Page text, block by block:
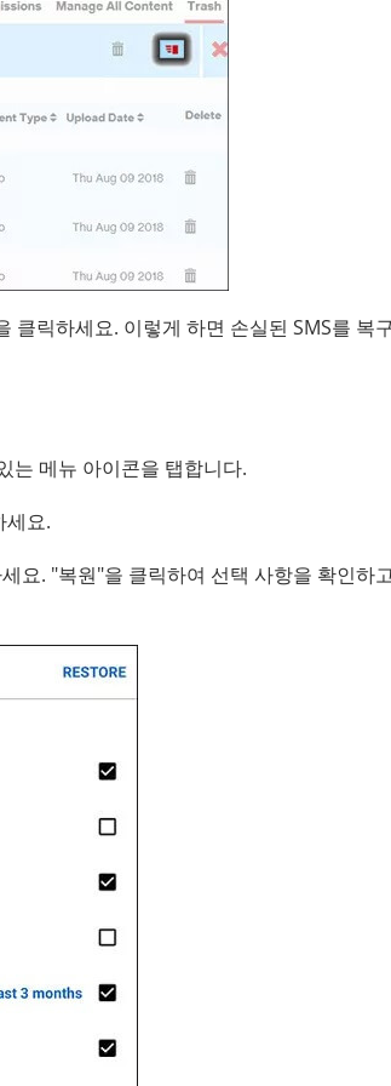
클릭하세요. 이렇게 하면 손실된 SMS를 복
는 메뉴 아이콘을 탭합니다.
세요.
요. "복원"을 클릭하여 선택 사항을 확인하